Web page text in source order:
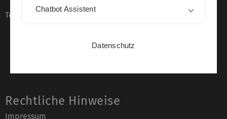
Telefonverzeichnis
Rechtliche Hinweise
Impressum
Chatbot Assistent
Datenschutz